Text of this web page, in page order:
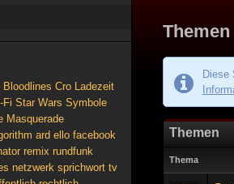
Bloodlines Cro Ladezeit
Fi Star Wars Symbole
Masquerade
ard ello facebook
remix rundfunk
netzwerk sprichwort tv
Diese
Themen
Thema